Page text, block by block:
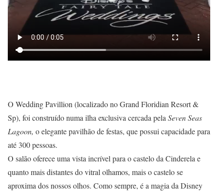
O Wedding Pavillion (localizado no Grand Floridian Resort &
Sp), foi construído numa ilha exclusiva cercada pela Seven Seas
Lagoon, o elegante pavilhão de festas, que possui capacidade para
até 300 pessoas.
O salão oferece uma vista incrível para o castelo da Cinderela e
quanto mais distantes do vitral olhamos, mais o castelo se
aproxima dos nossos olhos. Como sempre, é a magia da Disney